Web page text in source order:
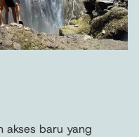
akses baru yang